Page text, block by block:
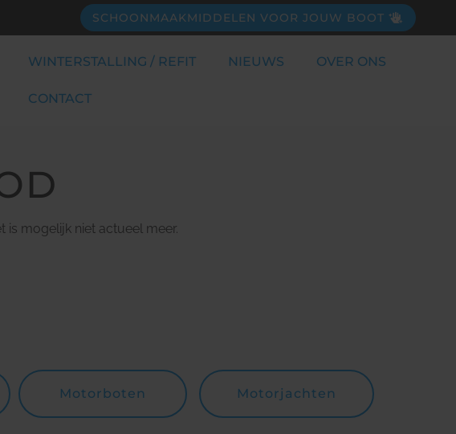
SCHOONMAAKMIDDELEN VOOR JOUW BOOT
WINTERSTALLING / REFIT NIEUWS OVER ONS
CONTACT
is mogelijk niet actueel meer.
Motorboten Motorjachten